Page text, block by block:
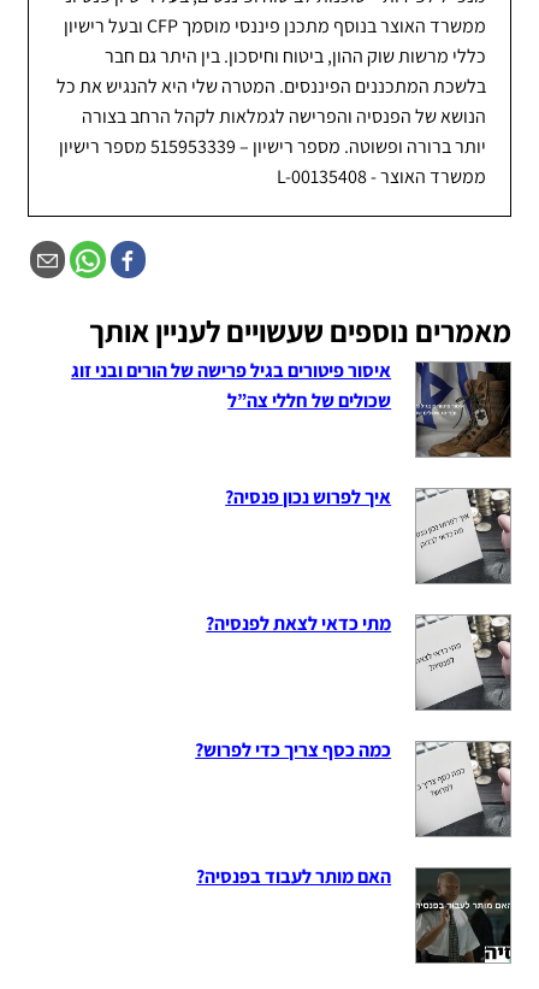
ממשרד האוצר בנוסף מתכנן פיננסי מוסמך CFP ובעל רישיון
כללי מרשות שוק ההון, ביטוח וחיסכון. בין היתר גם חבר
בלשכת המתכננים הפיננסים. המטרה שלי היא להנגיש את כל
הנושא של הפנסיה והפרישה לגמלאות לקהל הרחב בצורה
יותר ברורה ופשוטה. מספר רישיון – 515953339 מספר רישיון
ממשרד האוצר - L-00135408
מאמרים נוספים שעשויים לעניין אותך
איסור פיטורים בגיל פרישה של הורים ובני זוג
שכולים של חללי צה”ל
איך לפרוש נכון פנסיה?
מתי כדאי לצאת לפנסיה?
כמה כסף צריך כדי לפרוש?
האם מותר לעבוד בפנסיה?